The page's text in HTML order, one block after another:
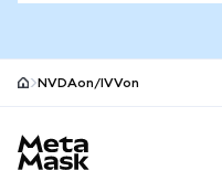
NVDAon/IVVon